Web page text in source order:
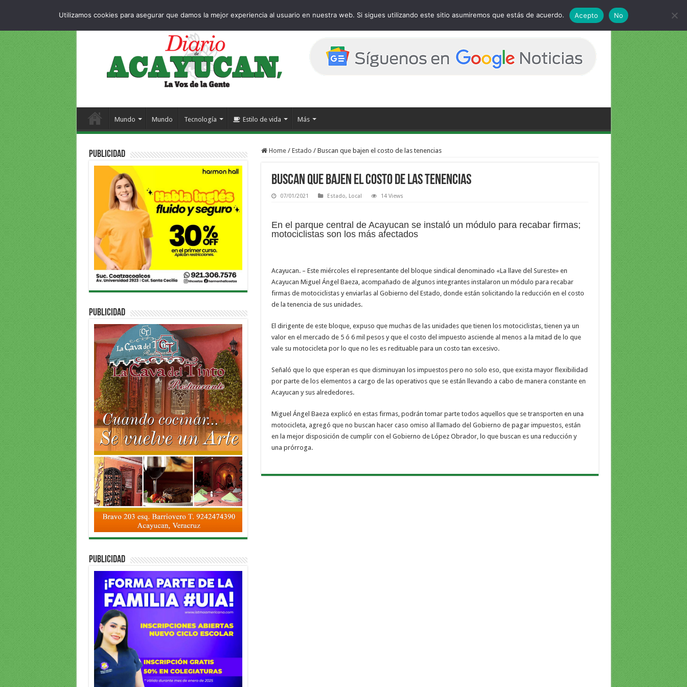
Mundo Mundo Tecnología Estilo de vida Más
Home / Estado / Buscan que bajen el costo de las tenencias
Buscan que bajen el costo de las tenencias
07/01/2021 Estado, Local 14 Views
En el parque central de Acayucan se instaló un módulo para recabar firmas;
motociclistas son los más afectados
Acayucan. – Este miércoles el representante del bloque sindical denominado «La llave del Sureste» en
Acayucan Miguel Ángel Baeza, acompañado de algunos integrantes instalaron un módulo para recabar
firmas de motociclistas y enviarlas al Gobierno del Estado, donde están solicitando la reducción en el costo
de la tenencia de sus unidades.
El dirigente de este bloque, expuso que muchas de las unidades que tienen los motociclistas, tienen ya un
valor en el mercado de 5 ó 6 mil pesos y que el costo del impuesto asciende al menos a la mitad de lo que
vale su motocicleta por lo que no les es redituable para un costo tan excesivo.
Señaló que lo que esperan es que disminuyan los impuestos pero no solo eso, que exista mayor flexibilidad
por parte de los elementos a cargo de las operativos que se están llevando a cabo de manera constante en
Acayucan y sus alrededores.
Miguel Ángel Baeza explicó en estas firmas, podrán tomar parte todos aquellos que se transporten en una
motocicleta, agregó que no buscan hacer caso omiso al llamado del Gobierno de pagar impuestos, están
en la mejor disposición de cumplir con el Gobierno de López Obrador, lo que buscan es una reducción y
una prórroga.
PUBLICIDAD
PUBLICIDAD
PUBLICIDAD
Utilizamos cookies para asegurar que damos la mejor experiencia al usuario en nuestra web. Si sigues utilizando este sitio asumiremos que estás de acuerdo. Acepto No